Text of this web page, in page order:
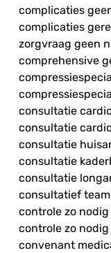
complicaties
complicaties
zorgvraag geen
comprehensive
consultatie
consultatie
consultatie
consultatie
consultatie
consultatief
controle zo nodig
controle zo
convenant